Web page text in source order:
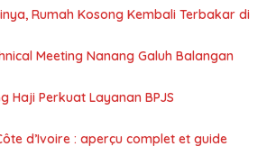
Rumah Kosong Kembali Terbakar di
Meeting Nanang Galuh Balangan
Haji Perkuat Layanan BPJS
d’Ivoire : aperçu complet et guide